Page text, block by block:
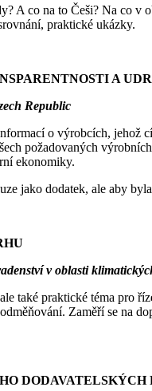
A co na to Češi? Na co
praktické ukázky.
A
Republic
o výrobcích, jehož
požadovaných
ekonomiky.
jako dodatek, ale aby
v oblasti
také praktické téma pro
Zaměří se na
DODAVATELSKÝCH